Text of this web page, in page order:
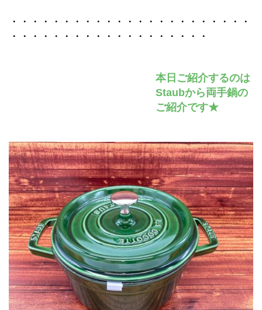
・・・・・・・・・・・・・・・・・・・・・・・
・・・・・・・・・・・・・・・・・・・
本日ご紹介するのは
Staubから両手鍋の
ご紹介です★